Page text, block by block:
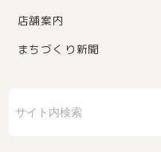
店舗案内
まちづくり新聞